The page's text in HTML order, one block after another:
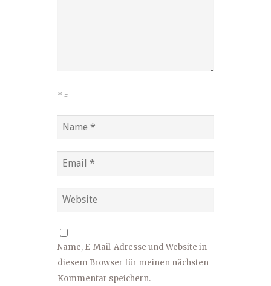
* =
Name, E-Mail-Adresse und Website in
diesem Browser für meinen nächsten
Kommentar speichern.